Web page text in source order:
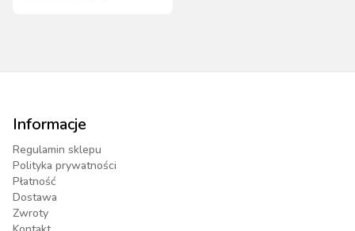
Informacje
Regulamin sklepu
Polityka prywatności
Płatność
Dostawa
Zwroty